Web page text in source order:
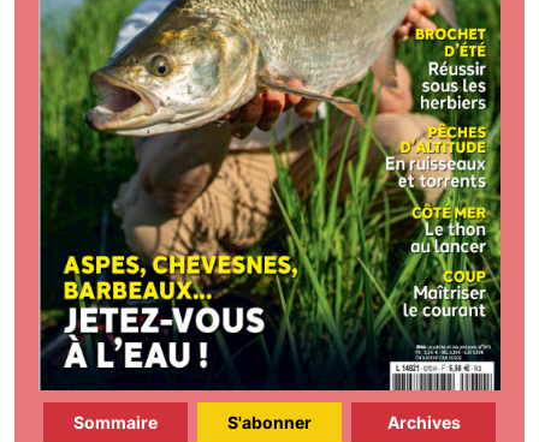
Sommaire S'abonner Archives